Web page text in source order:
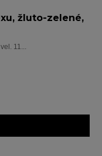
žluto-zelené,
11...